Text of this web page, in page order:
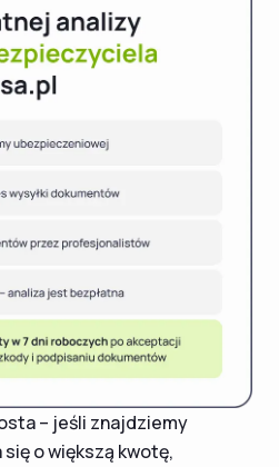
– jeśli znajdziemy
o większą kwotę,